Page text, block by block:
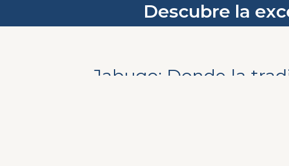
Descubre la
Jabugo: Donde la